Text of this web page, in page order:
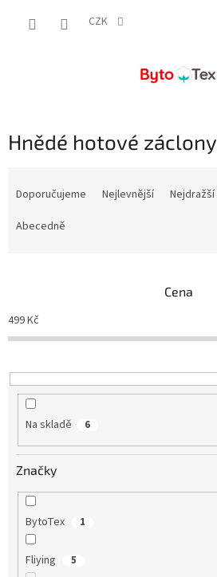
CZK
Hnědé hotové záclony
o
d
k
t
Doporučujeme Nejlevnější Nejdražší
Abecedně
Cena
499Kč
Na skladě 6
Značky
BytoTex 1
Fliying 5